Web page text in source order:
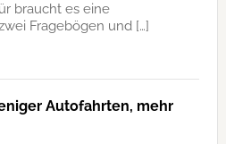
braucht es eine
Fragebögen und […]
Autofahrten, mehr